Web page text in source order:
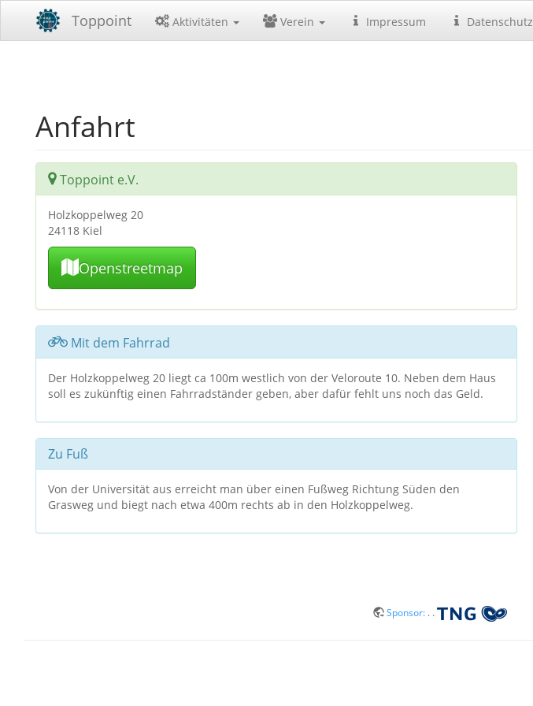
Toppoint Aktivitäten Verein Impressum Datenschutz
Anfahrt
Toppoint e.V.
Holzkoppelweg 20
24118 Kiel
Openstreetmap
Mit dem Fahrrad
Der Holzkoppelweg 20 liegt ca 100m westlich von der Veloroute 10. Neben dem Haus
soll es zukünftig einen Fahrradständer geben, aber dafür fehlt uns noch das Geld.
Zu Fuß
Von der Universität aus erreicht man über einen Fußweg Richtung Süden den
Grasweg und biegt nach etwa 400m rechts ab in den Holzkoppelweg.
Sponsor: . .